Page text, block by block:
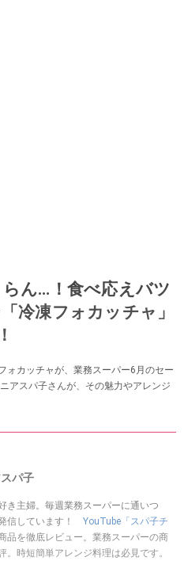
ん…！食べ応えバツ
冷凍フォカッチャ」
ォカッチャが、業務スーパー6月のセー
アスパ子さんが、その魅力やアレンジ
パ子
き主婦。毎週業務スーパーに通いつ
信しています！ YouTube「スパ子チ
品を徹底レビュー。業務スーパーの商
時短簡単アレンジ料理は必見です。